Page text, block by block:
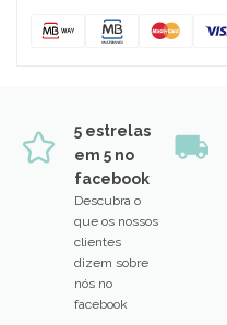
5 estrelas
em 5 no
facebook
Descubra o
que os nossos
clientes
dizem sobre
nós no
facebook